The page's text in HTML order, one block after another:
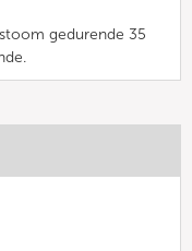
gedurende 35